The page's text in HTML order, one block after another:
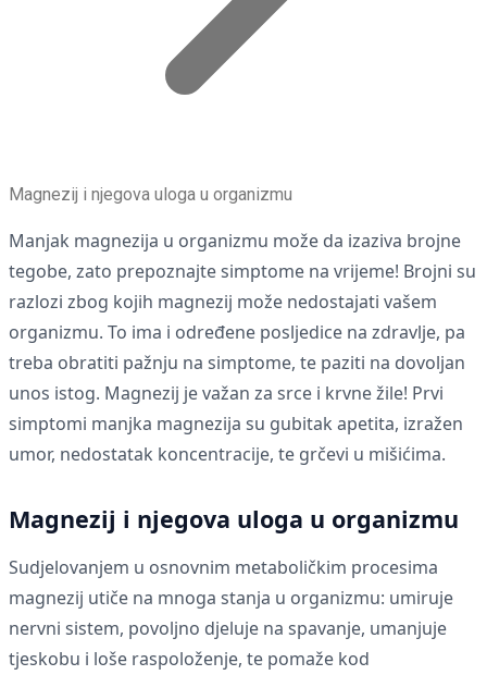
Magnezij i njegova uloga u organizmu
Manjak magnezija u organizmu može da izaziva brojne
tegobe, zato prepoznajte simptome na vrijeme! Brojni su
razlozi zbog kojih magnezij može nedostajati vašem
organizmu. To ima i određene posljedice na zdravlje, pa
treba obratiti pažnju na simptome, te paziti na dovoljan
unos istog. Magnezij je važan za srce i krvne žile! Prvi
simptomi manjka magnezija su gubitak apetita, izražen
umor, nedostatak koncentracije, te grčevi u mišićima.
Magnezij i njegova uloga u organizmu
Sudjelovanjem u osnovnim metaboličkim procesima
magnezij utiče na mnoga stanja u organizmu: umiruje
nervni sistem, povoljno djeluje na spavanje, umanjuje
tjeskobu i loše raspoloženje, te pomaže kod